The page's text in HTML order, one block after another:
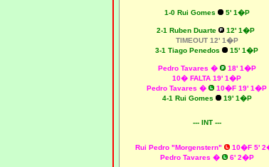
1-0 Rui Gomes 5' 1�P
2-1 Ruben Duarte
12' 1�P
TIMEOUT 12' 1�P
3-1 Tiago Penedos
15' 1�P
Pedro Tavares �
18' 1�P
10� FALTA 19' 1�P
Pedro Tavares �
10�F 19' 1�P
4-1 Rui Gomes
19' 1�P
--- INT ---
Rui Pedro "Morgenstern"
10�F 5'
Pedro Tavares �
6' 2�P